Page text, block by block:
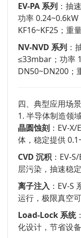
EV-PA 系列 ：抽
功率
KF16~KF25；重
NV-NVD 系列 ：
≤33mbar；功率
DN50~DN200；
四、典型应用场
1. 半导体制造领
晶圆蚀刻 ：EV-
体，稳定提供
CVD 沉积 ：EV-
层污染，抽速稳
离子注入 ：EV-
运行，极限真空
Load-Lock 系统
化设计，节省设